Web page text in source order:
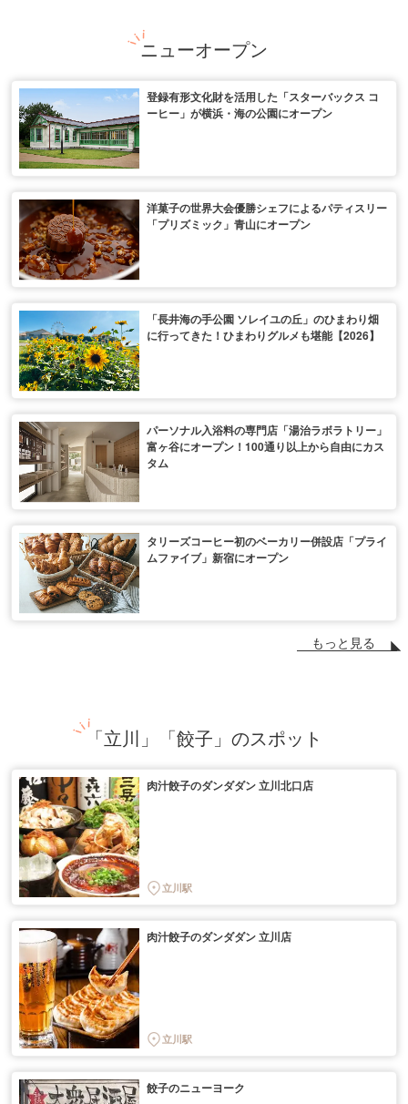
ニューオープン
登録有形文化財を活用した「スターバックス コ
ーヒー」が横浜・海の公園にオープン
洋菓子の世界大会優勝シェフによるパティスリー
「プリズミック」青山にオープン
「長井海の手公園 ソレイユの丘」のひまわり畑
に行ってきた！ひまわりグルメも堪能【2026】
パーソナル入浴料の専門店「湯治ラボラトリー」
富ヶ谷にオープン！100通り以上から自由にカス
タム
タリーズコーヒー初のベーカリー併設店「プライ
ムファイブ」新宿にオープン
もっと見る
「立川」「餃子」のスポット
肉汁餃子のダンダダン 立川北口店
立川駅
肉汁餃子のダンダダン 立川店
立川駅
餃子のニューヨーク